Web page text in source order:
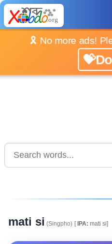
🎗️ No more ads!
mati si (Singpho) [IPA: mati si]